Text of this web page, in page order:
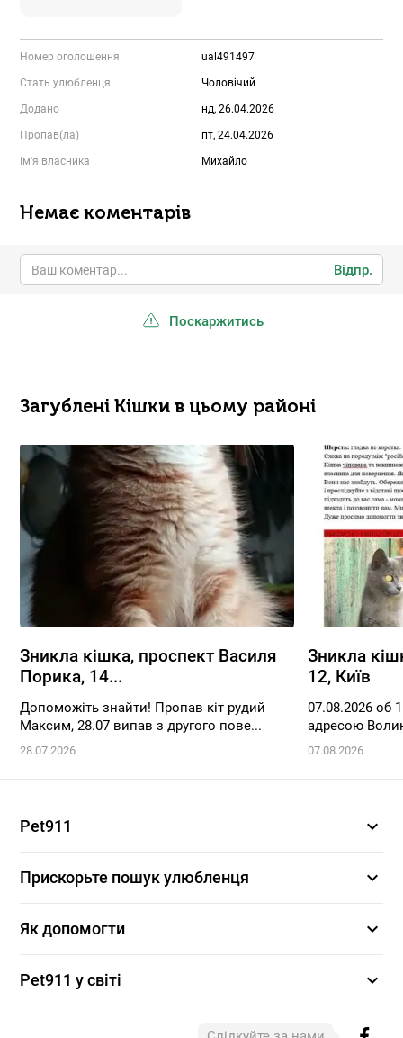
Номер оголошення ual491497
Стать улюбленця Чоловічий
Додано нд, 26.04.2026
Пропав(ла) пт, 24.04.2026
Ім'я власника Михайло
Немає коментарів
Відпр.
Поскаржитись
Загублені Кішки в цьому районі
Зникла кішка, проспект Василя
Порика, 14...
Допоможіть знайти! Пропав кіт рудий
Максим, 28.07 випав з другого пове...
28.07.2026
Зникла
12, Київ
07.08.2026 об
адресою
07.08.2026
Pet911 expand_more
Прискорьте пошук улюбленця expand_more
Як допомогти expand_more
Pet911 у світі expand_more